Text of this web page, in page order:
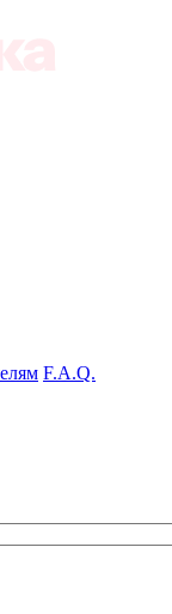
F.A.Q.